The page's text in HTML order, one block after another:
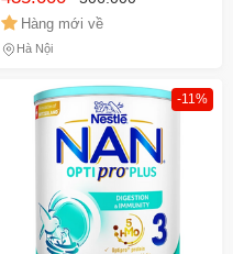
Hàng mới về
Hà Nội
-11%